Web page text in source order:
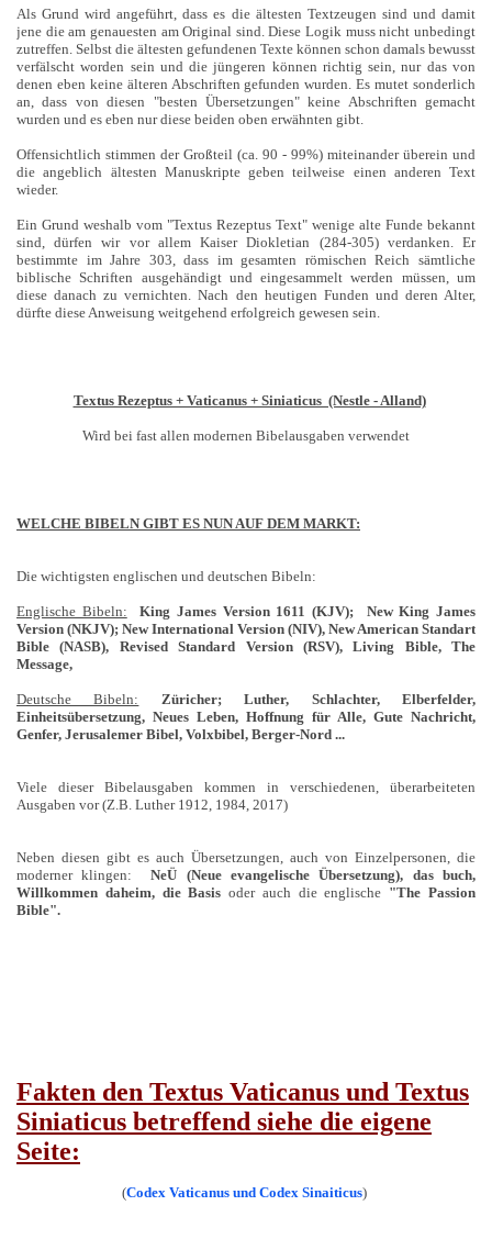
Als Grund wird angeführt, dass es die ältesten Textzeugen sind und damit
jene die am genauesten am Original sind. Diese Logik muss nicht unbedingt
zutreffen. Selbst die ältesten gefundenen Texte können schon damals bewusst
verfälscht worden sein und die jüngeren können richtig sein, nur das von
denen eben keine älteren Abschriften gefunden wurden. Es mutet sonderlich
an, dass von diesen "besten Übersetzungen" keine Abschriften gemacht
wurden und es eben nur diese beiden oben erwähnten gibt.
Offensichtlich stimmen der Großteil (ca. 90 - 99%) miteinander überein und
die angeblich ältesten Manuskripte geben teilweise einen anderen Text
wieder.
Ein Grund weshalb vom "Textus Rezeptus Text" wenige alte Funde bekannt
sind, dürfen wir vor allem Kaiser Diokletian (284-305) verdanken. Er
bestimmte im Jahre 303, dass im gesamten römischen Reich sämtliche
biblische Schriften ausgehändigt und eingesammelt werden müssen, um
diese danach zu vernichten. Nach den heutigen Funden und deren Alter,
dürfte diese Anweisung weitgehend erfolgreich gewesen sein.
Textus Rezeptus + Vaticanus + Siniaticus (Nestle - Alland)
Wird bei fast allen modernen Bibelausgaben verwendet
WELCHE BIBELN GIBT ES NUN AUF DEM MARKT:
Die wichtigsten englischen und deutschen Bibeln:
Englische Bibeln:
King James Version 1611 (KJV); New King James
Version (NKJV); New International Version (NIV), New American Standart
Bible (NASB), Revised Standard Version (RSV), Living Bible, The
Message,
Deutsche Bibeln:
Züricher; Luther, Schlachter, Elberfelder,
Einheitsübersetzung, Neues Leben, Hoffnung für Alle, Gute Nachricht,
Genfer, Jerusalemer Bibel, Volxbibel, Berger-Nord ...
Viele dieser Bibelausgaben kommen in verschiedenen, überarbeiteten
Ausgaben vor (Z.B. Luther 1912, 1984, 2017)
Neben diesen gibt es auch Übersetzungen, auch von Einzelpersonen, die
moderner klingen:NeÜ (Neue evangelische Übersetzung), das buch,
Willkommen daheim, die Basisoder auch die englische "The Passion
Bible".
Fakten den Textus Vaticanus und Textus
Siniaticus betreffend siehe die eigene
Seite:
(Codex Vaticanus und Codex Sinaiticus)